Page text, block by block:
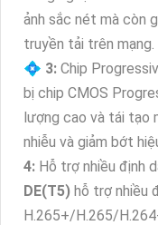
ảnh sắc nét mà còn
truyền tải trên mạng.
💠 3: Chip
bị chip CMOS
lượng cao và tái tạo
nhiễu và giảm bớt
4: Hỗ trợ nhiều định
DE(T5) hỗ trợ nhiều
H.265+/H.265/